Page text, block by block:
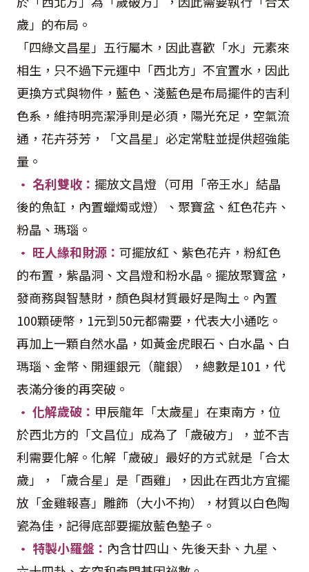
歲」的布局。
「四綠文昌星」五行屬木，因此喜歡「水」元素來
相生，只不過下元運中「西北方」不宜置水，因此
更換方式與物件，藍色、淺藍色是布局擺件的吉利
色系，維持明亮潔淨則是必須，陽光充足，空氣流
通，花卉芬芳，「文昌星」必定常駐並提供超強能
量。
• 名利雙收： 擺放文昌燈（可用「帝王水」結晶
後的魚缸，內置蠟燭或燈）、聚寶盆、紅色花卉、
粉晶、瑪瑙。
• 旺人緣和財源： 可擺放紅、紫色花卉，粉紅色
的布置，紫晶洞、文昌燈和粉水晶。擺放聚寶盆，
發商務與智慧財，顏色與材質最好是陶土。內置
100顆硬幣，1元到50元都需要，代表大小通吃。
再加上一顆自然水晶，如黃金虎眼石、白水晶、白
瑪瑙、金幣、開運銀元（龍銀），總數是101，代
表滿分後的再突破。
• 化解歲破： 甲辰龍年「太歲星」在東南方，位
於西北方的「文昌位」成為了「歲破方」，並不吉
利需要化解。化解「歲破」最好的方式就是「合太
歲」，「歲合星」是「酉雞」，因此在西北方宜擺
放「金雞報喜」雕飾（大小不拘），材質以白色陶
瓷為佳，記得底部要擺放藍色墊子。
• 特製小羅盤： 內含廿四山、先後天卦、九星、